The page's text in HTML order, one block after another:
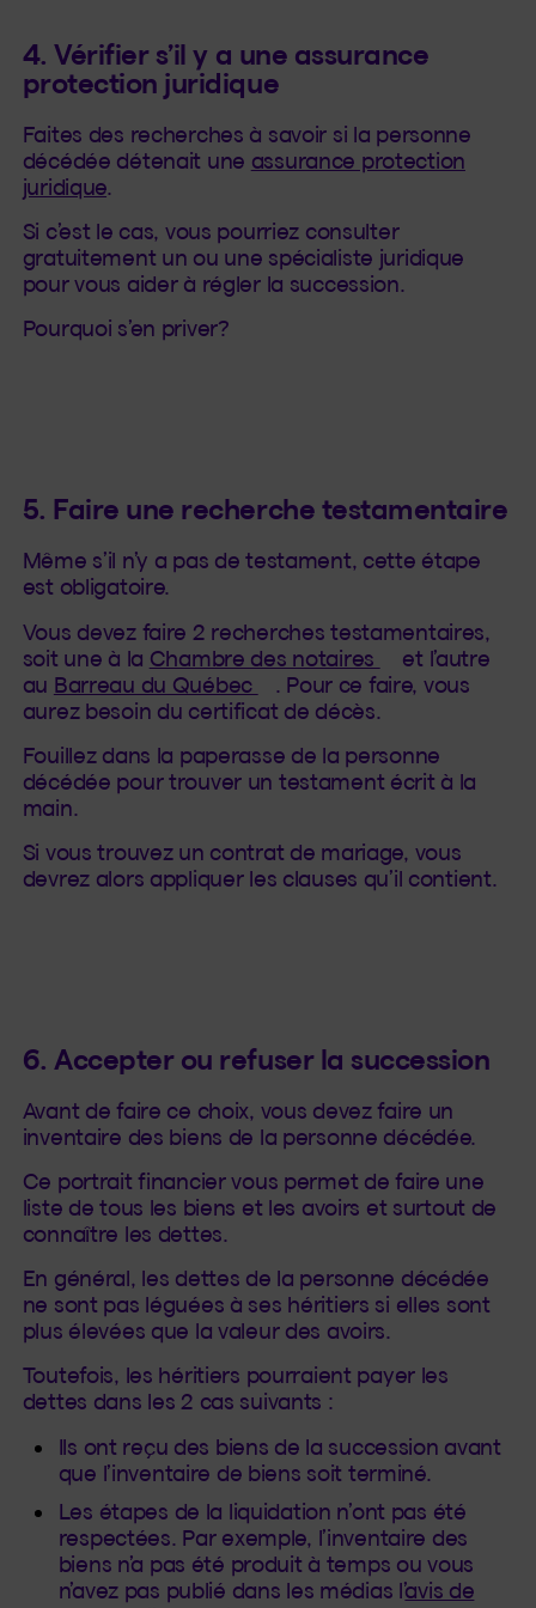
4. Vérifier s’il y a une assurance
protection juridique
Faites des recherches à savoir si la personne
décédée détenait une assurance protection
juridique.
Si c’est le cas, vous pourriez consulter
gratuitement un ou une spécialiste juridique
pour vous aider à régler la succession.
Pourquoi s’en priver?
5. Faire une recherche testamentaire
Même s’il n’y a pas de testament, cette étape
est obligatoire.
Vous devez faire 2 recherches testamentaires,
soit une à la Chambre des notaires (Cet
et l’autre
au Barreau du Québec (Cet hyperlien s'ouvrira
. Pour ce faire, vous
aurez besoin du certificat de décès.
Fouillez dans la paperasse de la personne
décédée pour trouver un testament écrit à la
main.
Si vous trouvez un contrat de mariage, vous
devrez alors appliquer les clauses qu’il contient.
6. Accepter ou refuser la succession
Avant de faire ce choix, vous devez faire un
inventaire des biens de la personne décédée.
Ce portrait financier vous permet de faire une
liste de tous les biens et les avoirs et surtout de
connaître les dettes.
En général, les dettes de la personne décédée
ne sont pas léguées à ses héritiers si elles sont
plus élevées que la valeur des avoirs.
Toutefois, les héritiers pourraient payer les
dettes dans les 2 cas suivants :
Ils ont reçu des biens de la succession avant
que l’inventaire de biens soit terminé.
Les étapes de la liquidation n’ont pas été
respectées. Par exemple, l’inventaire des
biens n’a pas été produit à temps ou vous
n’avez pas publié dans les médias l’avis de